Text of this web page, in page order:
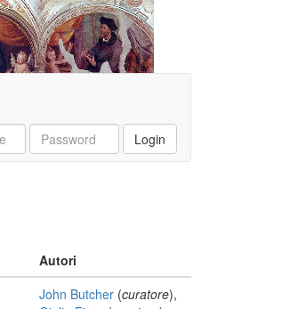
Password Login
Autori
John Butcher (curatore),